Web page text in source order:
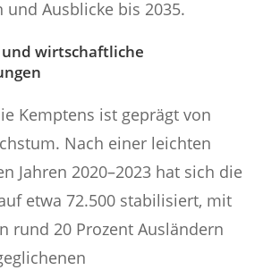
und Ausblicke bis 2035.
wirtschaftliche
Kemptens ist geprägt von
Nach einer leichten
Jahren 2020–2023 hat sich die
etwa 72.500 stabilisiert, mit
rund 20 Prozent Ausländern